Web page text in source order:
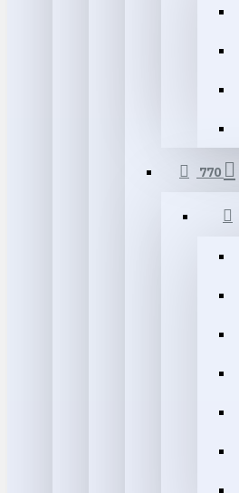
770